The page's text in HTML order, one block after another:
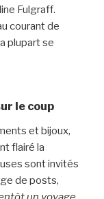
Fulgraff.
courant de
plupart se
le coup
et bijoux,
flairé la
sont invités
de posts,